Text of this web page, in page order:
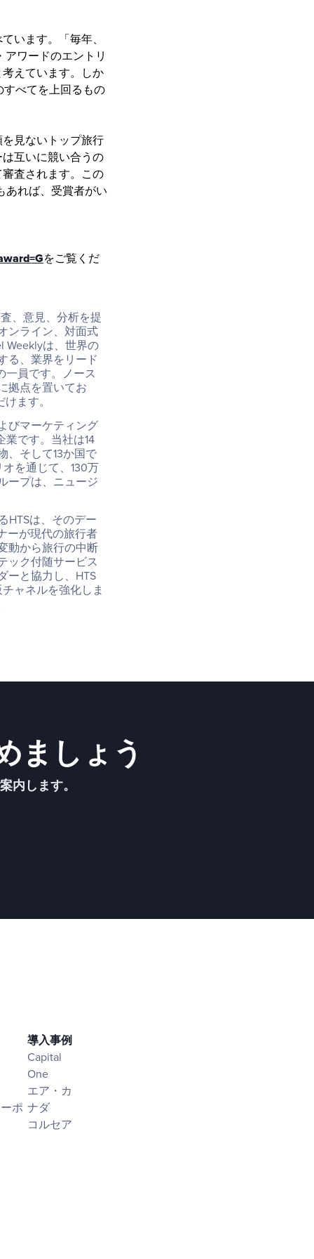
います。「毎年、
ワードのエントリ
えています。しか
すべてを上回るもの
見ないトップ旅行
互いに競い合うの
査されます。この
あれば、受賞者がい
をご覧くだ
、意見、分析を提
ンライン、対面式
Weeklyは、世界の
る、業界をリード
一員です。ノース
拠点を置いてお
ます。
びマーケティング
業です。当社は14
、そして13か国で
を通じて、130万
ープは、ニュージ
HTSは、そのデー
ーが現代の旅行者
動から旅行の中断
ック付随サービス
ーと協力し、HTS
ャネルを強化しま
ましょう
内します。
ポ
導入事例
Capital
One
エア・カ
ナダ
コルセア